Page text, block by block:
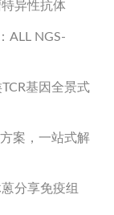
异性抗体
ALL NGS-
基因全景式
案，一站式解
分享免疫组